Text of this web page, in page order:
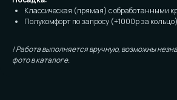
Классическая (прямая) с обработанными
Полукомфорт по запросу (+1000р за кольцо)
! Работа выполняется вручную, возможны
фото в каталоге.